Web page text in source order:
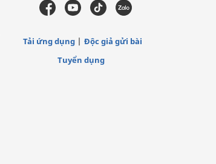
Tải ứng dụng
Độc giả gửi bài
Tuyển dụng